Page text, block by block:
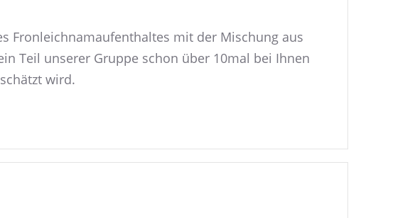
Fronleichnamaufenthaltes mit der Mischung aus
Teil unserer Gruppe schon über 10mal bei Ihnen
wird.